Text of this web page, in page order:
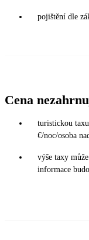
pojištění dle
Cena
turistickou
€/noc/osoba
výše taxy
informace